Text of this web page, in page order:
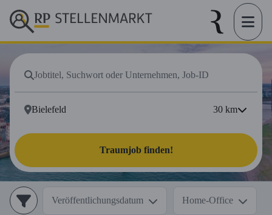
30 km
Traumjob finden!
Veröffentlichungsdatum Home-Office